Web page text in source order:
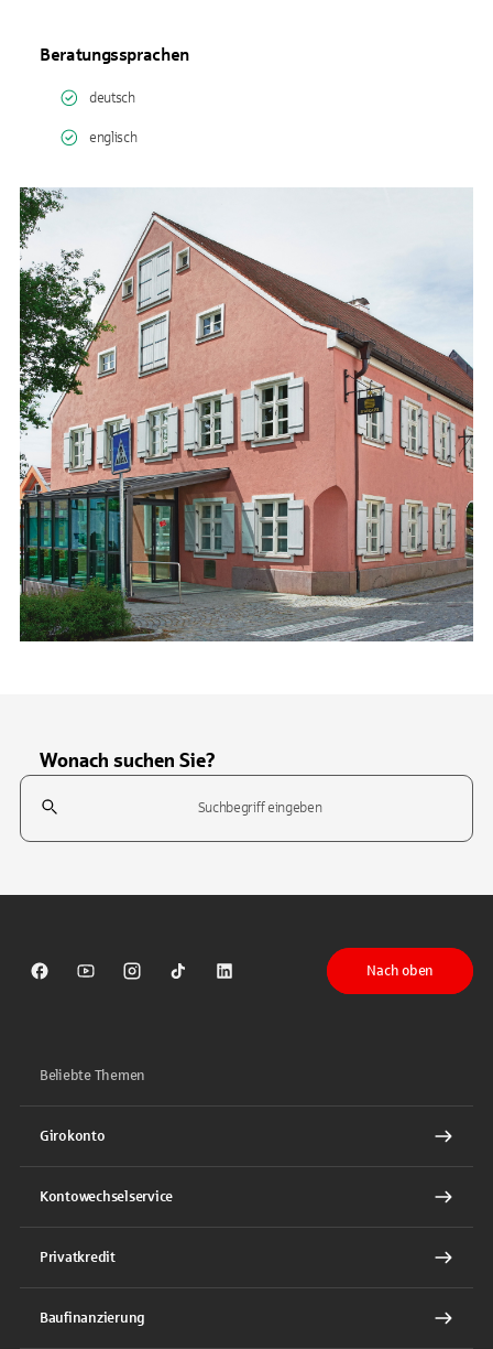
Beratungssprachen
deutsch
englisch
Wonach suchen Sie?
Suchfeld
Sparkasse auf Facebook
Sparkasse auf Youtube
Sparkasse auf Instagram
Sparkasse auf TikTok
Sparkasse auf LinkedIn
Nach oben
Beliebte Themen
Girokonto
Kontowechselservice
Privatkredit
Baufinanzierung